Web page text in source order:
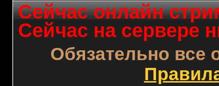
Сейчас онлайн
Сейчас на сервере
Обязательно все